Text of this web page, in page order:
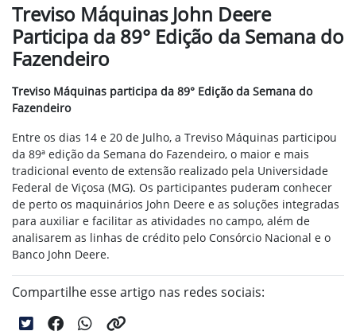
Treviso Máquinas John Deere
Participa da 89° Edição da Semana do
Fazendeiro
Treviso Máquinas participa da 89° Edição da Semana do
Fazendeiro
Entre os dias 14 e 20 de Julho, a Treviso Máquinas participou
da 89ª edição da Semana do Fazendeiro, o maior e mais
tradicional evento de extensão realizado pela Universidade
Federal de Viçosa (MG). Os participantes puderam conhecer
de perto os maquinários John Deere e as soluções integradas
para auxiliar e facilitar as atividades no campo, além de
analisarem as linhas de crédito pelo Consórcio Nacional e o
Banco John Deere.
Compartilhe esse artigo nas redes sociais: